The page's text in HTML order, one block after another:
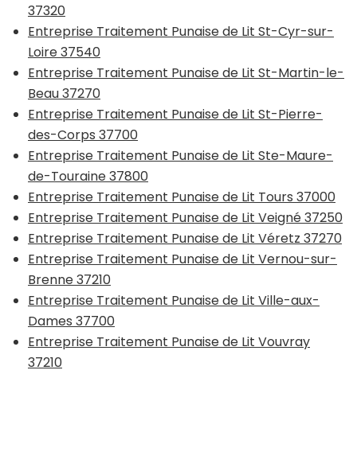
37320
Entreprise Traitement Punaise de Lit St-Cyr-sur-
Loire 37540
Entreprise Traitement Punaise de Lit St-Martin-le-
Beau 37270
Entreprise Traitement Punaise de Lit St-Pierre-
des-Corps 37700
Entreprise Traitement Punaise de Lit Ste-Maure-
de-Touraine 37800
Entreprise Traitement Punaise de Lit Tours 37000
Entreprise Traitement Punaise de Lit Veigné 37250
Entreprise Traitement Punaise de Lit Véretz 37270
Entreprise Traitement Punaise de Lit Vernou-sur-
Brenne 37210
Entreprise Traitement Punaise de Lit Ville-aux-
Dames 37700
Entreprise Traitement Punaise de Lit Vouvray
37210